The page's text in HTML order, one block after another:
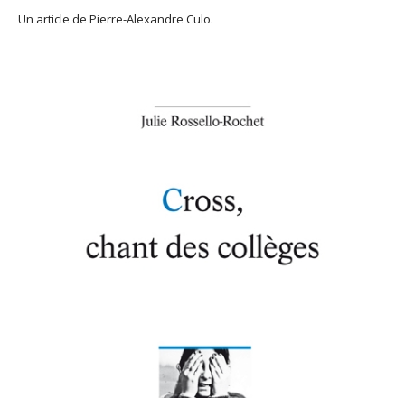
Un article de Pierre-Alexandre Culo.